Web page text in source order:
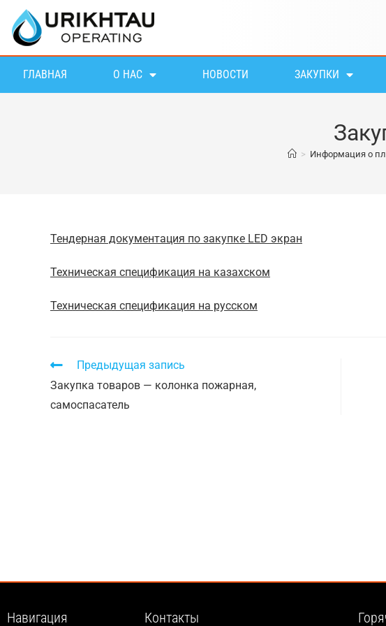
ГЛАВНАЯ О НАС НОВОСТИ ЗАКУПКИ
> Информация о
Тендерная документация по закупке LED экран
Техническая спецификация на казахском
Техническая спецификация на русском
Предыдущая запись
Закупка товаров — колонка пожарная,
самоспасатель
Навигация Контакты